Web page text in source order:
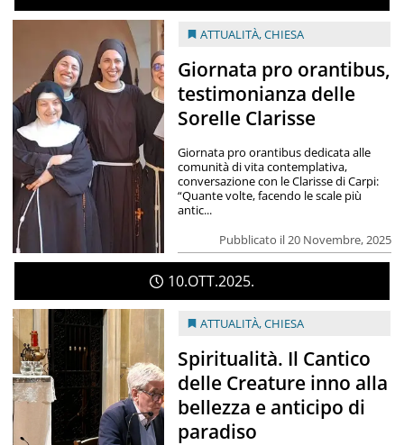
ATTUALITÀ,CHIESA
Giornata pro orantibus,
testimonianza delle
Sorelle Clarisse
Pubblicato il 20 Novembre, 2025
Giornata pro orantibus dedicata alle
comunità di vita contemplativa,
conversazione con le Clarisse di Carpi:
“Quante volte, facendo le scale più
antic...
10 OTT2025
ATTUALITÀ,CHIESA
Spiritualità. Il Cantico
delle Creature inno alla
bellezza e anticipo di
paradiso